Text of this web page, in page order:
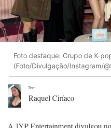
Foto destaque: Grupo de K-
(Foto/Divulgação/Instagram/
Por:
Raquel Ciríaco
A JYP Entertainment divulgou